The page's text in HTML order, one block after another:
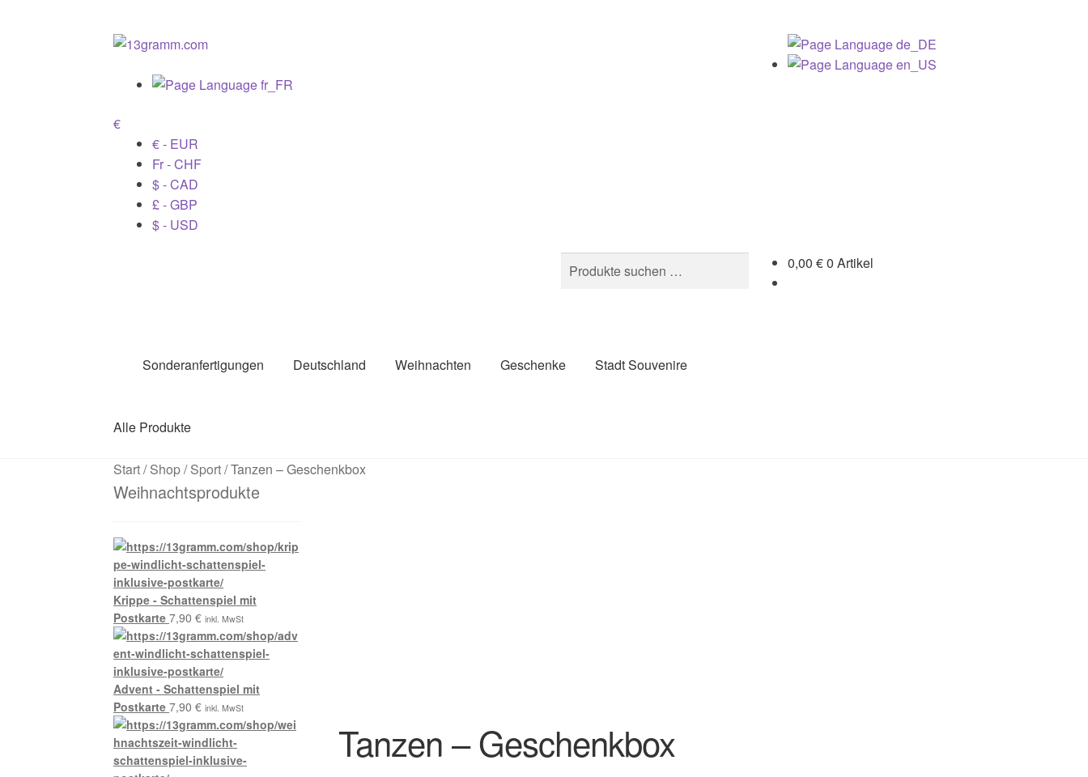
€
€ - EUR
Fr - CHF
$ - CAD
£ - GBP
$ - USD
0,00 €0 Artikel
Suchen
nach:
Suchen
Sonderanfertigungen Deutschland Weihnachten Geschenke Stadt Souvenire
Alle Produkte
Start/Shop/Sport/Tanzen – Geschenkbox
Tanzen – Geschenkbox
Weihnachtsprodukte
Krippe - Schattenspiel mit
Postkarte 7,90€ inkl. MwSt
Advent - Schattenspiel mit
Postkarte 7,90€ inkl. MwSt